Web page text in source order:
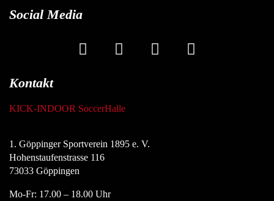
Social Media
Kontakt
KICK-INDOOR SoccerHalle
1. Göppinger Sportverein 1895 e. V.
Hohenstaufenstrasse 116
73033 Göppingen
Mo-Fr: 17.00 – 18.00 Uhr